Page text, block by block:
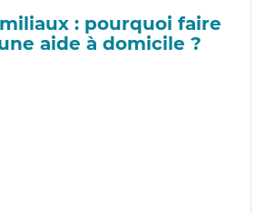
: pourquoi faire
aide à domicile ?